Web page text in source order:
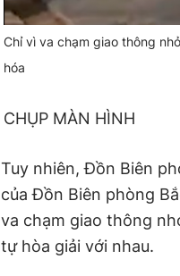
Chỉ vì va chạm giao thông
hóa
CHỤP MÀN HÌNH
Tuy nhiên, Đồn Biên
của Đồn Biên phòng
va chạm giao thông
tự hòa giải với nhau.